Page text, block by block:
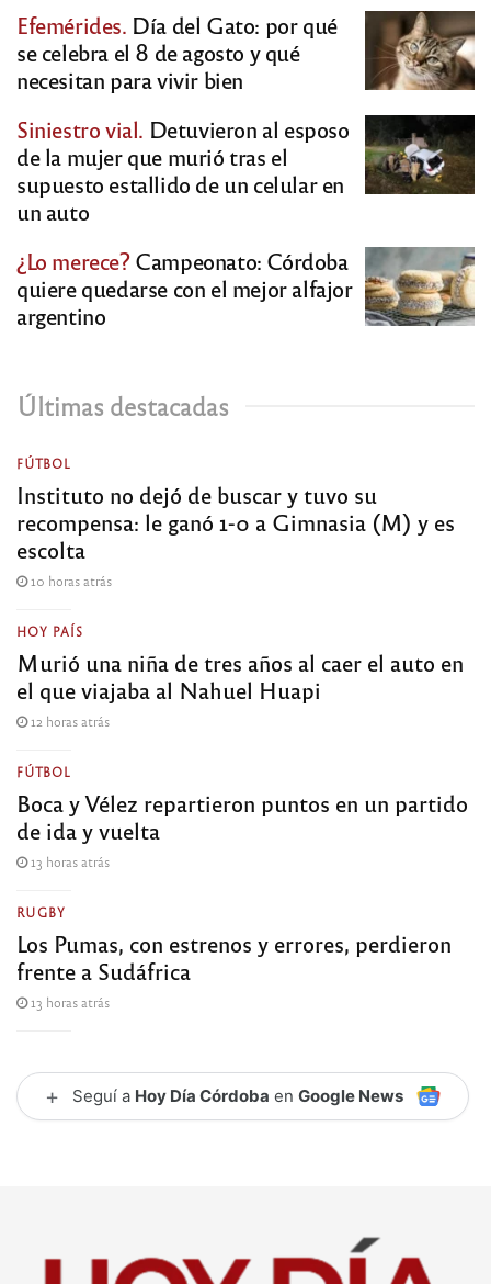
Efemérides. Día del Gato: por qué
se celebra el 8 de agosto y qué
necesitan para vivir bien
Siniestro vial. Detuvieron al esposo
de la mujer que murió tras el
supuesto estallido de un celular en
un auto
¿Lo merece?Campeonato: Córdoba
quiere quedarse con el mejor alfajor
argentino
Últimas destacadas
FÚTBOL
Instituto no dejó de buscar y tuvo su
recompensa: le ganó 1-0 a Gimnasia (M) y es
escolta
10 horas atrás
HOY PAÍS
Murió una niña de tres años al caer el auto en
el que viajaba al Nahuel Huapi
12 horas atrás
FÚTBOL
Boca y Vélez repartieron puntos en un partido
de ida y vuelta
13 horas atrás
RUGBY
Los Pumas, con estrenos y errores, perdieron
frente a Sudáfrica
13 horas atrás
+ Seguí a Hoy Día Córdoba en Google News